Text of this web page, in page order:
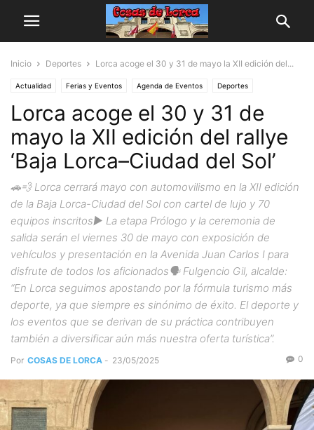
Inicio Deportes Lorca acoge el 30 y 31 de mayo la XII edición del...
Actualidad Ferias y Eventos Agenda de Eventos Deportes
Lorca acoge el 30 y 31 de
mayo la XII edición del rallye
‘Baja Lorca–Ciudad del Sol’
🚗💨 Lorca cerrará mayo con automovilismo en la XII edición
de la Baja Lorca-Ciudad del Sol con cartel de lujo y 70
equipos inscritos▶️ La etapa Prólogo y la ceremonia de
salida serán el viernes 30 de mayo con exposición de
vehículos y presentación en la Avenida Juan Carlos I para
disfrute de todos los aficionados🗣 Fulgencio Gil, alcalde:
“En Lorca seguimos apostando por la fórmula turismo más
deporte, ya que siempre es sinónimo de éxito. El deporte y
los eventos que se derivan de su práctica contribuyen
también a diversificar aún más nuestra oferta turística”.
Por COSAS DE LORCA - 23/05/2025 0